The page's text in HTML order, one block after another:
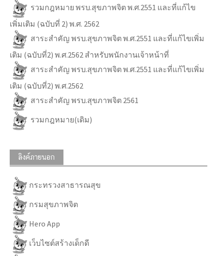
รวมกฎหมาย พรบ.สุขภาพจิต พ.ศ.2551 และที่แก้ไข
เพิ่มเติม (ฉบับที่ 2) พ.ศ. 2562
สาระสำคัญ พรบ.สุขภาพจิต พ.ศ.2551 และที่แก้ไขเพิ่ม
เติม (ฉบับที่2) พ.ศ.2562 สำหรับพนักงานเจ้าหน้าที่
สาระสำคัญ พรบ.สุขภาพจิต พ.ศ.2551 และที่แก้ไขเพิ่ม
เติม (ฉบับที่2) พ.ศ.2562
สาระสำคัญ พรบ.สุขภาพจิต 2561
รวมกฎหมาย(เดิม)
ลิงค์ภายนอก
กระทรวงสาธารณสุข
กรมสุขภาพจิต
Hero App
เว็บไซต์สร้างเด็กดี